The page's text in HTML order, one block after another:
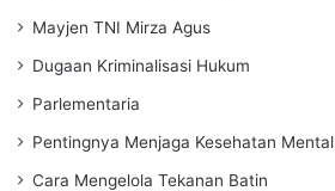
Mayjen TNI Mirza Agus
Dugaan Kriminalisasi Hukum
Parlementaria
Pentingnya Menjaga Kesehatan Mental
Cara Mengelola Tekanan Batin